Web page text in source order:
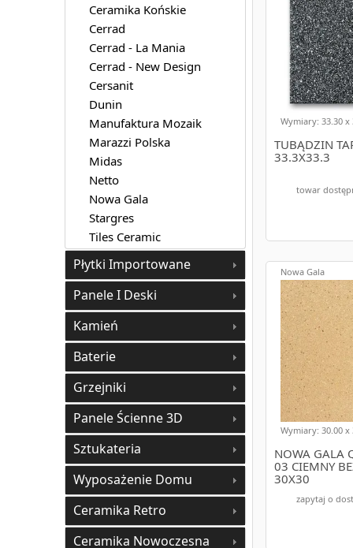
- to ogólna
potrzeb i
Kafelki na
Kafelki na
mogą być
Stopnice
- w naszej
warunki
Gres na
- gres to
Zakupy na
Wybierając
Nasza oferta
Dzięki naszej
Szybka i
Na e-
Możesz być
doradzić Ci,
antypoślizgowe
TUBĄDZIN
33.3X33.3
Wymiary: 33.30 x
towar
NOWA GALA
03 CIEMNY
30X30
Wymiary: 30.00 x
Nowa Gala
zapytaj o
Ceramika Końskie
Cerrad
Cerrad - La Mania
Cerrad - New Design
Cersanit
Dunin
Manufaktura Mozaik
Marazzi Polska
Midas
Netto
Nowa Gala
Stargres
Tiles Ceramic
Płytki Importowane
Panele I Deski
Kamień
Baterie
Grzejniki
Panele Ścienne 3D
Sztukateria
Wyposażenie Domu
Ceramika Retro
Ceramika Nowoczesna